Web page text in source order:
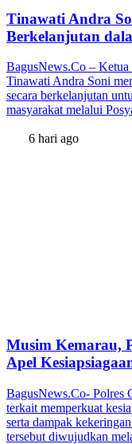
Tinawati Andra
Berkelanjutan
BagusNews.Co –
Tinawati Andra Soni
secara berkelanjutan
masyarakat melalui
6 hari ago
Musim Kemarau,
Apel
BagusNews.Co- Polres
terkait memperkuat
serta dampak
tersebut diwujudkan